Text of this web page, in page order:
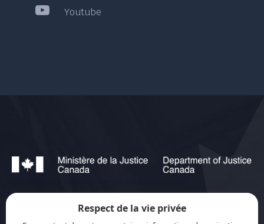
Youtube
jurisource.ca est financé par le ministère de la
Respect de la vie privée